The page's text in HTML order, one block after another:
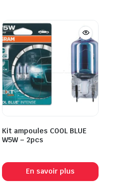
Kit ampoules COOL BLUE
W5W – 2pcs
En savoir plus